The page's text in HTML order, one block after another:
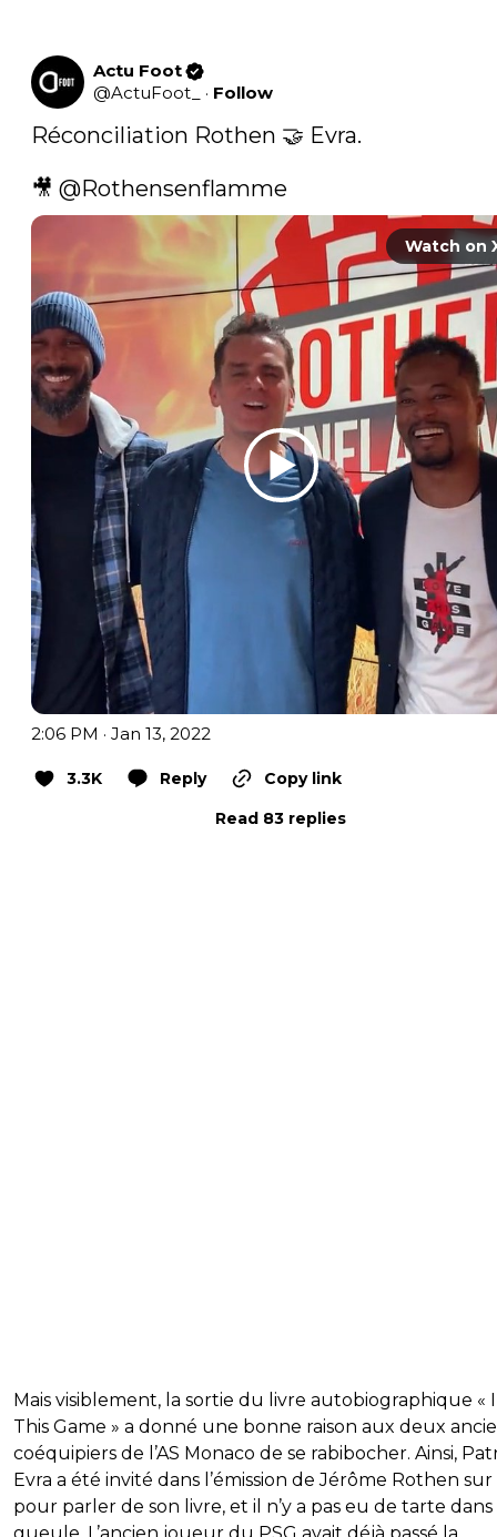
Actu Foot
@ActuFoot_ · Follow
Réconciliation Rothen 🤝 Evra.
🎥 @Rothensenflamme
Watch on
2:06 PM · Jan 13, 2022
3.3K Reply
Copy link
Read 83 replies
Mais visiblement, la sortie du livre autobiographique «
This Game » a donné une bonne raison aux deux
coéquipiers de l’AS Monaco de se rabibocher. Ainsi,
Evra a été invité dans l’émission de Jérôme Rothen sur
pour parler de son livre, et il n’y a pas eu de tarte dans